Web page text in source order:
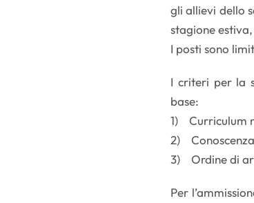
gli allievi dello
stagione
I posti sono
I criteri per la
base:
1) Curriculum
2)
3) Ordine di
Per